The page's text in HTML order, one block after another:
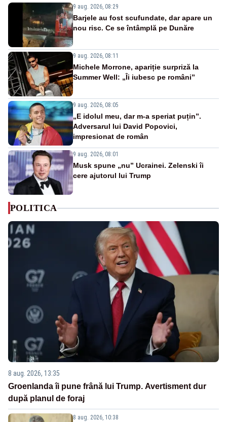
9 aug. 2026, 08:29
Barjele au fost scufundate, dar apare un
nou risc. Ce se întâmplă pe Dunăre
9 aug. 2026, 08:11
Michele Morrone, apariție surpriză la
Summer Well: „Îi iubesc pe români”
9 aug. 2026, 08:05
„E idolul meu, dar m-a speriat puțin”.
Adversarul lui David Popovici,
impresionat de român
9 aug. 2026, 08:01
Musk spune „nu” Ucrainei. Zelenski îi
cere ajutorul lui Trump
POLITICA
8 aug. 2026, 13:35
Groenlanda îi pune frână lui Trump. Avertisment dur
după planul de foraj
8 aug. 2026, 10:38